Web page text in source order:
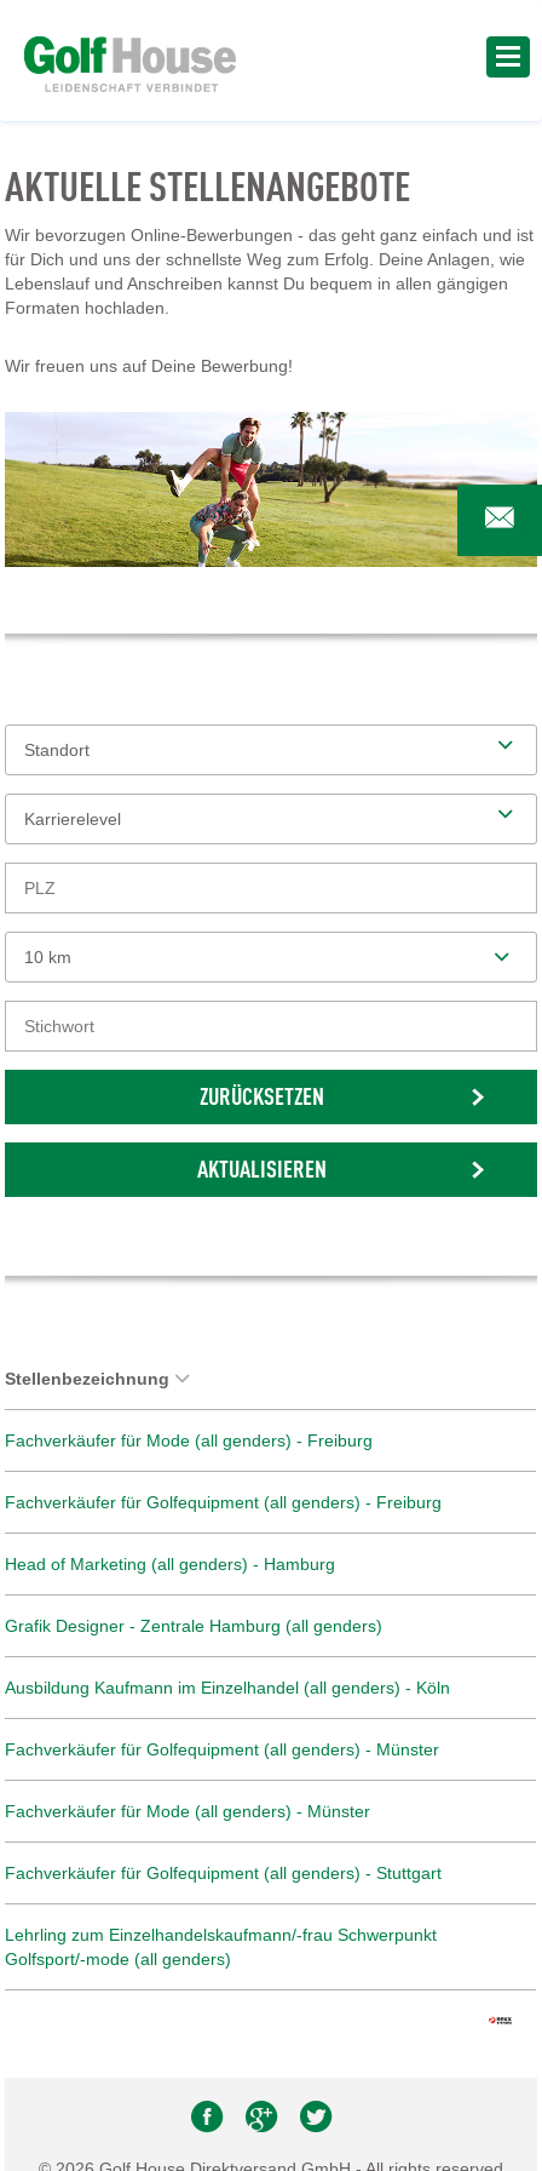
AKTUELLE STELLENANGEBOTE
Wir bevorzugen Online-Bewerbungen - das geht ganz einfach und ist
für Dich und uns der schnellste Weg zum Erfolg. Deine Anlagen, wie
Lebenslauf und Anschreiben kannst Du bequem in allen gängigen
Formaten hochladen.
Wir freuen uns auf Deine Bewerbung!
Standort
Karrierelevel
10 km
ZURÜCKSETZEN
AKTUALISIEREN
Stellenbezeichnung
Fachverkäufer für Mode (all genders) - Freiburg
Fachverkäufer für Golfequipment (all genders) - Freiburg
Head of Marketing (all genders) - Hamburg
Grafik Designer - Zentrale Hamburg (all genders)
Ausbildung Kaufmann im Einzelhandel (all genders) - Köln
Fachverkäufer für Golfequipment (all genders) - Münster
Fachverkäufer für Mode (all genders) - Münster
Fachverkäufer für Golfequipment (all genders) - Stuttgart
Lehrling zum Einzelhandelskaufmann/-frau Schwerpunkt
Golfsport/-mode (all genders)